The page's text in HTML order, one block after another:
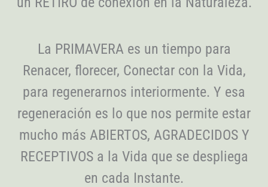
La PRIMAVERA es un tiempo para
Renacer, florecer, Conectar con la Vida,
para regenerarnos interiormente. Y esa
regeneración es lo que nos permite estar
mucho más ABIERTOS, AGRADECIDOS Y
RECEPTIVOS a la Vida que se despliega
en cada Instante.